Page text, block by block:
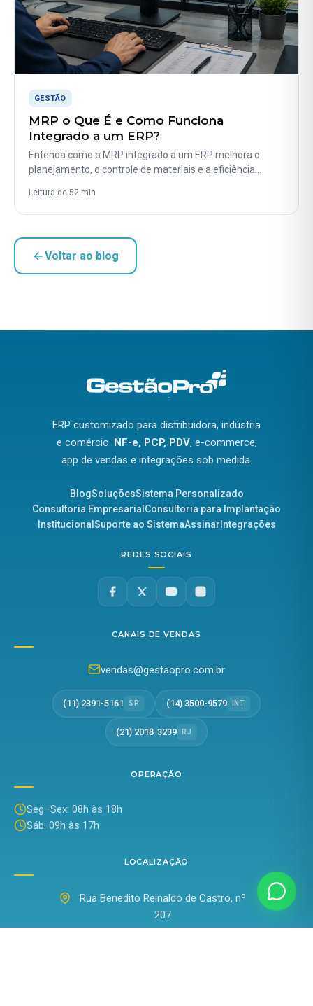
GESTÃO
MRP o Que É e Como Funciona
Integrado a um ERP?
Entenda como o MRP integrado a um ERP melhora o
planejamento, o controle de materiais e a eficiência…
Leitura de 52 min
Voltar ao blog
ERP customizado para distribuidora, indústria
e comércio. NF-e, PCP, PDV, e-commerce,
app de vendas e integrações sob medida.
BlogSoluçõesSistema Personalizado
Consultoria Empresarial Consultoria para Implantação
Institucional Suporte ao SistemaAssinar Integrações
REDES SOCIAIS
CANAIS DE VENDAS
vendas@gestaopro.com.br
(11) 2391-5161 SP (14) 3500-9579 INT
(21) 2018-3239 RJ
OPERAÇÃO
Seg–Sex: 08h às 18h
Sáb: 09h às 17h
LOCALIZAÇÃO
Rua Benedito Reinaldo de Castro, nº
207
Bairro: Jardim Santo Antônio